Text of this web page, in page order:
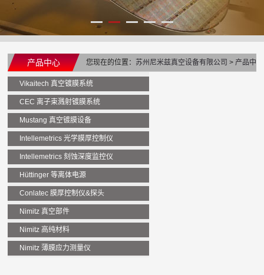
产品中心 您现在的位置： 苏州尼米兹真空设备有限公司 > 产品中
Vikaitech 真空镀膜系统
CEC 离子束溅射镀膜系统
Mustang 真空镀膜设备
Intellemetrics 光学膜厚控制仪
Intellemetrics 刻蚀深度监控仪
Hüttinger 等离体电源
Conlatec 膜厚控制仪&探头
Nimitz 真空部件
Nimitz 高纯材料
Nimitz 薄膜应力测量仪